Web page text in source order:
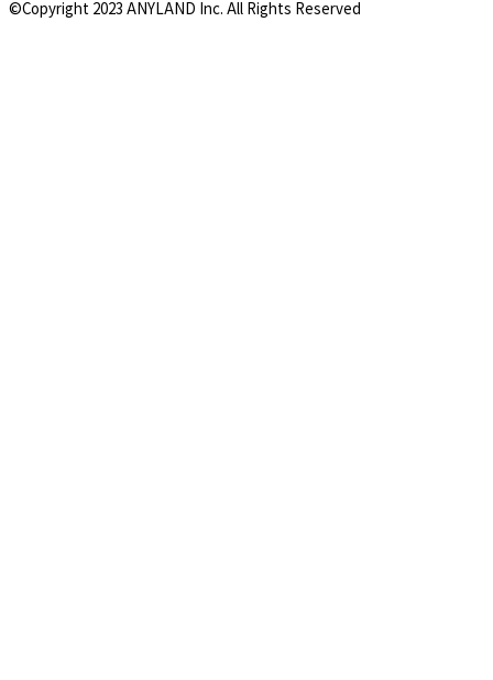
©Copyright 2023 ANYLAND Inc. All Rights Reserved